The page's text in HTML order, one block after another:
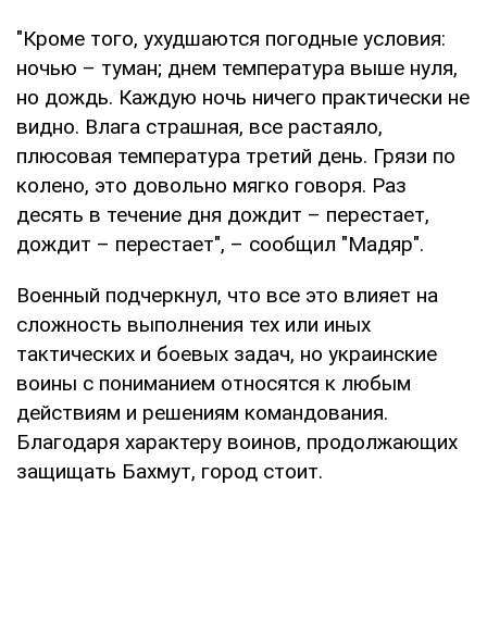
"Кроме того, ухудшаются погодные условия:
ночью – туман; днем температура выше нуля,
но дождь. Каждую ночь ничего практически не
видно. Влага страшная, все растаяло,
плюсовая температура третий день. Грязи по
колено, это довольно мягко говоря. Раз
десять в течение дня дождит – перестает,
дождит – перестает", – сообщил "Мадяр".
Военный подчеркнул, что все это влияет на
сложность выполнения тех или иных
тактических и боевых задач, но украинские
воины с пониманием относятся к любым
действиям и решениям командования.
Благодаря характеру воинов, продолжающих
защищать Бахмут, город стоит.